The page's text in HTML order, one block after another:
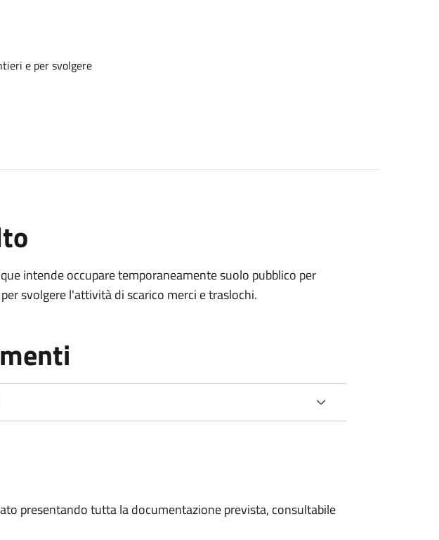
e per svolgere
intende occupare temporaneamente suolo pubblico per
svolgere l'attività di scarico merci e traslochi.
presentando tutta la documentazione prevista, consultabile